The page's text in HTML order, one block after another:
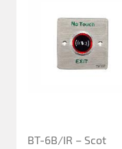
BT-6B/IR – Scot